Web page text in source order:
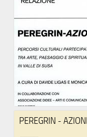
PEREGRIN - AZIONI